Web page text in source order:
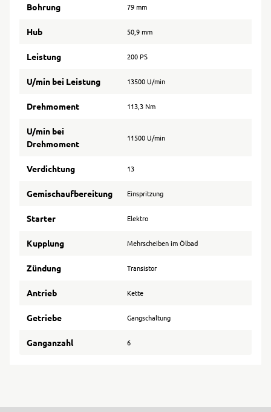
Bohrung 79 mm
Hub 50,9 mm
Leistung 200 PS
U/min bei Leistung 13500 U/min
Drehmoment 113,3 Nm
U/min bei
Drehmoment
11500 U/min
Verdichtung 13
Gemischaufbereitung Einspritzung
Starter Elektro
Kupplung Mehrscheiben im Ölbad
Zündung Transistor
Antrieb Kette
Getriebe Gangschaltung
Ganganzahl 6